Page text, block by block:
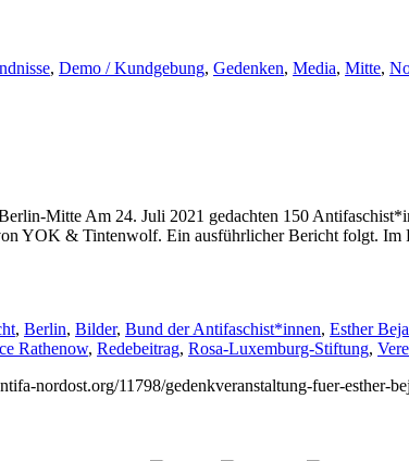
, Demo / Kundgebung, Gedenken, Media, Mitte,
Mitte Am 24. Juli 2021 gedachten 150
YOK & Tintenwolf. Ein ausführlicher Bericht folgt.
, Berlin, Bilder, Bund der Antifaschist*innen, Esther
Rathenow, Redebeitrag, Rosa-Luxemburg-Stiftung,
nordost.org/11798/gedenkveranstaltung-fuer-esther-